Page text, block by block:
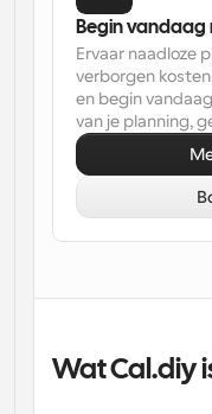
Workflow
Automatiseer
Blog
Blijf op de
Instant
Dynamische
Webhooks
Wat Cal.diy
Begin vandaag
Ervaar naadloze
verborgen
en begin
van je planning,